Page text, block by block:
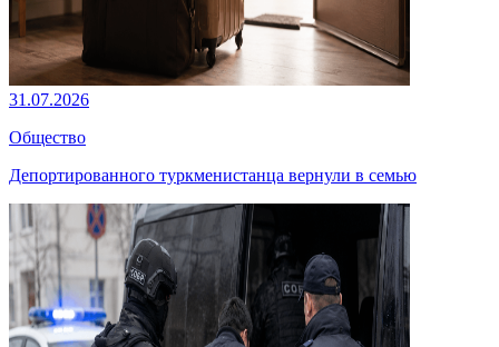
31.07.2026
Общество
Депортированного туркменистанца вернули в семью